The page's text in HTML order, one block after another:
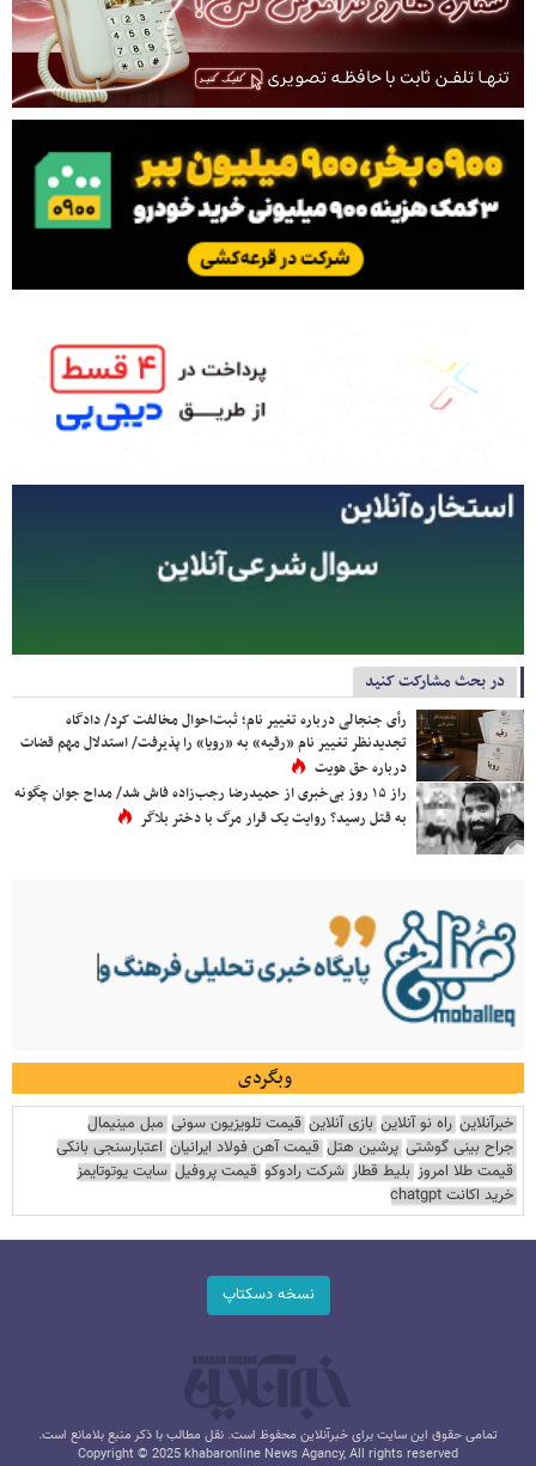
در بحث مشارکت کنید
رأی جنجالی درباره تغییر نام؛ ثبت‌احوال مخالفت کرد/ دادگاه
تجدیدنظر تغییر نام «رقیه» به «رویا» را پذیرفت/ استدلال مهم قضات
درباره حق هویت
راز ۱۵ روز بی‌خبری از حمیدرضا رجب‌زاده فاش شد/ مداح جوان چگونه
به قتل رسید؟ روایت یک قرار مرگ با دختر بلاگر
وبگردی
خبرآنلاین راه نو آنلاین بازی آنلاین قیمت تلویزیون سونی مبل مینیمال
جراح بینی گوشتی پرشین هتل قیمت آهن فولاد ایرانیان اعتبارسنجی بانکی
قیمت طلا امروز بلیط قطار شرکت رادوکو قیمت پروفیل سایت یوتوتایمز
خرید اکانت chatgpt
نسخه دسکتاپ
تمامی حقوق این سایت برای خبرآنلاین محفوظ است. نقل مطالب با ذکر منبع بلامانع است.
Copyright © 2025 khabaronline News Agancy, All rights reserved